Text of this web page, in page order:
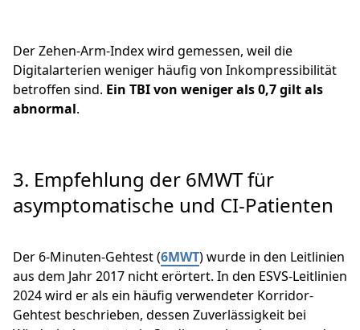
Der Zehen-Arm-Index wird gemessen, weil die
Digitalarterien weniger häufig von Inkompressibilität
betroffen sind. Ein TBI von weniger als 0,7 gilt als
abnormal.
3. Empfehlung der 6MWT für
asymptomatische und CI-Patienten
Der 6-Minuten-Gehtest (6MWT) wurde in den Leitlinien
aus dem Jahr 2017 nicht erörtert. In den ESVS-Leitlinien
2024 wird er als ein häufig verwendeter Korridor-
Gehtest beschrieben, dessen Zuverlässigkeit bei